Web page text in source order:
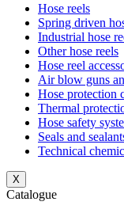
Hose reels
Spring driven
Industrial hose
Other hose reels
Hose reel
Air blow guns
Hose protection
Thermal
Hose safety
Seals and
Technical
X
Catalogue